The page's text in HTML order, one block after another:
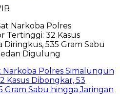
Narkoba Polres Simalungun
Kasus Dibongkar, 53
Gram Sabu hingga Jaringan